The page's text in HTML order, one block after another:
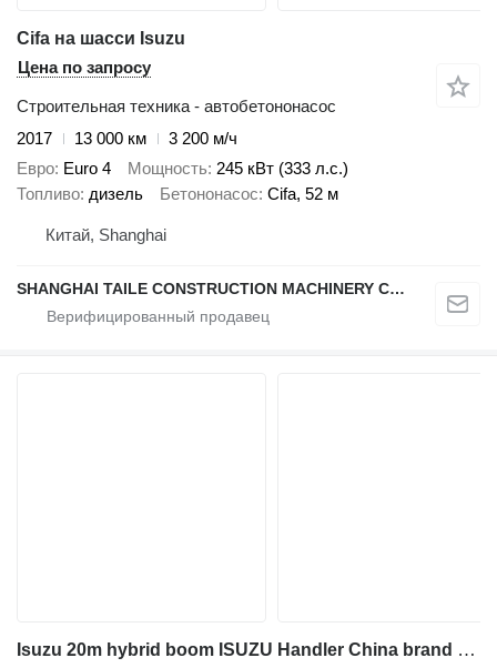
Cifa на шасси Isuzu
Цена по запросу
Строительная техника - автобетононасос
2017
13 000 км
3 200 м/ч
Евро Euro 4 Мощность 245 кВт (333 л.с.)
Топливо дизель Бетононасос Cifa, 52 м
Китай, Shanghai
SHANGHAI TAILE CONSTRUCTION MACHINERY CO.,LID
Isuzu 20m hybrid boom ISUZU Handler China brand upper aerial platform